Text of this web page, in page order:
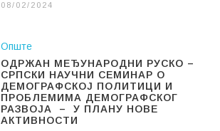
08/02/2024
Опште
ОДРЖАН МЕЂУНАРОДНИ РУСКО –
СРПСКИ НАУЧНИ СЕМИНАР О
ДЕМОГРАФСКОЈ ПОЛИТИЦИ И
ПРОБЛЕМИМА ДЕМОГРАФСКОГ
РАЗВОЈА – У ПЛАНУ НОВЕ
АКТИВНОСТИ